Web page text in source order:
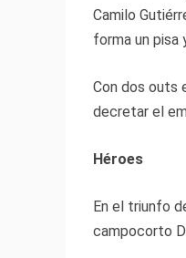
Camilo
forma un pisa
Con dos outs
decretar el
Héroes
En el triunfo
campocorto